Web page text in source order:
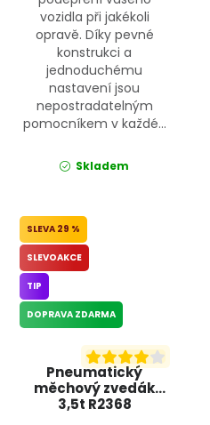
vozidla při jakékoli
opravě. Díky pevné
konstrukci a
jednoduchému
nastavení jsou
nepostradatelným
pomocníkem v každé...
Skladem
Pneumatický
měchový zvedák
3,5t R2368
29 %
SLEVOAKCE
TIP
DOPRAVA ZDARMA